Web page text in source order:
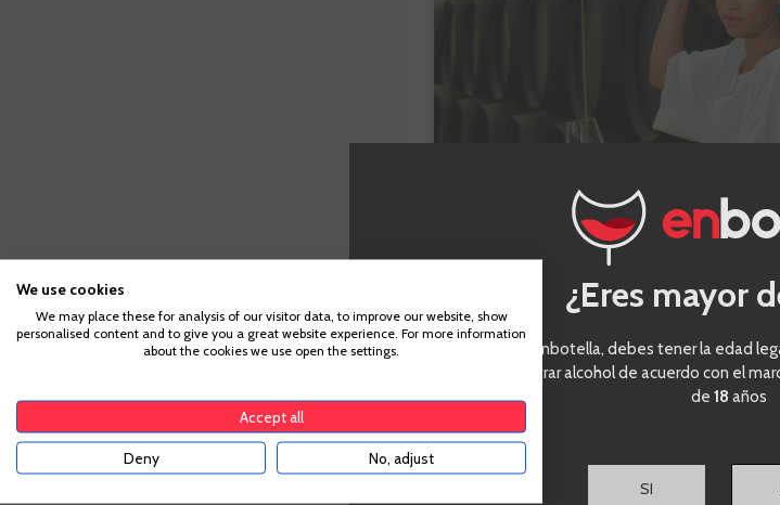
¿Qué le pides tú a un vino?
¿Eres mayor
Para acceder a enbotella, debes tener la edad
suficiente para comprar alcohol de acuerdo con el
de18 años
SI
We use cookies
We may place these for analysis of our visitor data, to improve our website, show
personalised content and to give you a great website experience. For more information
about the cookies we use open the settings.
Accept all
Deny No, adjust